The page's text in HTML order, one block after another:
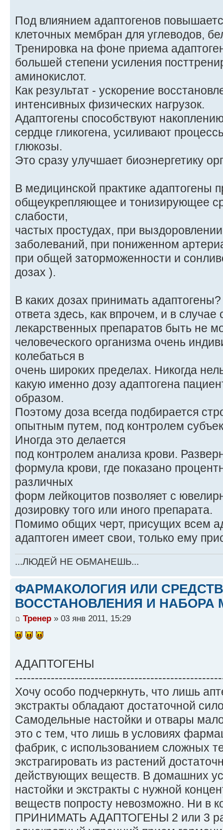
Под влиянием адаптогенов
клеточных мембран для углеводов,
Тренировка на фоне приема
большей степени усиления
аминокислот.
Как результат - ускорение
интенсивных физических нагрузок.
Адаптогены способствуют
сердце гликогена, усиливают
глюкозы.
Это сразу улучшает биоэнергетику
В медицинской практике адаптогены
общеукрепляющее и тонизирующее
слабости,
частых простудах, при
заболеваний, при пониженном
при общей заторможенности и
дозах ).
В каких дозах принимать
ответа здесь, как впрочем, и в случае
лекарственных препаратов быть не
человеческого организма очень
колебаться в
очень широких пределах. Никогда
какую именно дозу адаптогена
образом.
Поэтому доза всегда подбирается
опытным путем, под контролем
Иногда это делается
под контролем анализа крови.
формула крови, где показано
различных
форм лейкоцитов позволяет с
дозировку того или иного препарата.
Помимо общих черт, присущих всем
адаптоген имеет свои, только ему
...ЛЮДЕЙ НЕ ОБМАНЕШЬ...
ФАРМАКОЛОГИЯ ИЛИ
ВОССТАНОВЛЕНИЯ И НАБОРА
Тренер » 03 янв 2011, 15:29
АДАПТОГЕНЫ
Хочу особо подчеркнуть, что лишь
экстракты обладают достаточной
Самодельные настойки и отвары
это с тем, что лишь в условиях
фабрик, с использованием сложных
экстрагировать из растений
действующих веществ. В домашних
настойки и экстракты с нужной
веществ попросту невозможно. Ни в
ПРИНИМАТЬ АДАПТОГЕНЫ 2 или 3